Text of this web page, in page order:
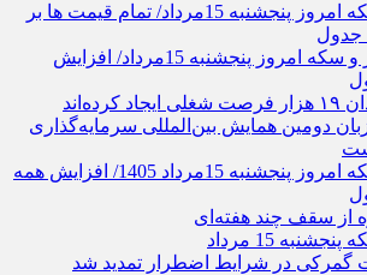
قیمت طلا و سکه امروز پنجشنبه 15مرداد/ تمام قیمت ها بر
جدول
قیمت طلا، دلار و سکه امروز پنجشنبه 15مرداد/ افزایش
دومین همایش بین‌المللی سرمایه‌گذاری
قیمت طلا و سکه امروز پنجشنبه 15مرداد 1405/ افزایش همه
از سقف چند هفته‌ای
15 مرداد
گمرکی در شرایط اضطرار تمدید شد